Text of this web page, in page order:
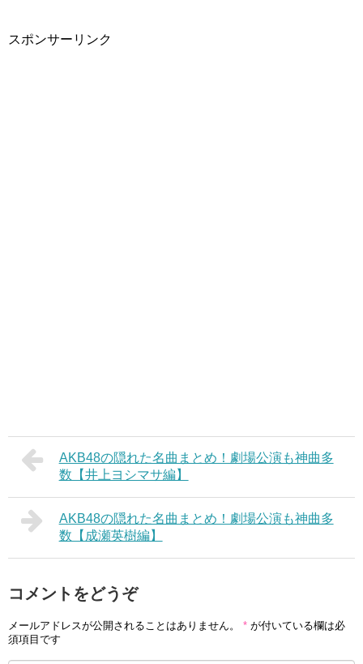
スポンサーリンク
AKB48の隠れた名曲まとめ！劇場公演も神曲多
数【井上ヨシマサ編】
AKB48の隠れた名曲まとめ！劇場公演も神曲多
数【成瀬英樹編】
コメントをどうぞ
メールアドレスが公開されることはありません。 * が付いている欄は必
須項目です